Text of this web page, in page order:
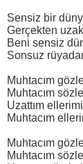
Sensiz bir
Gerçekten
Beni sensiz
Sonsuz
Muhtacım
Muhtacım
Uzattım ellerimi
Muhtacım
Muhtacım
Muhtacım